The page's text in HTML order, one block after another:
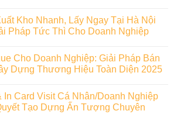
Kho Nhanh, Lấy Ngay Tại Hà Nội
Pháp Tức Thì Cho Doanh Nghiệp
Cho Doanh Nghiệp: Giải Pháp Bán
Dựng Thương Hiệu Toàn Diện 2025
In Card Visit Cá Nhân/Doanh Nghiệp
Tạo Dựng Ấn Tượng Chuyên